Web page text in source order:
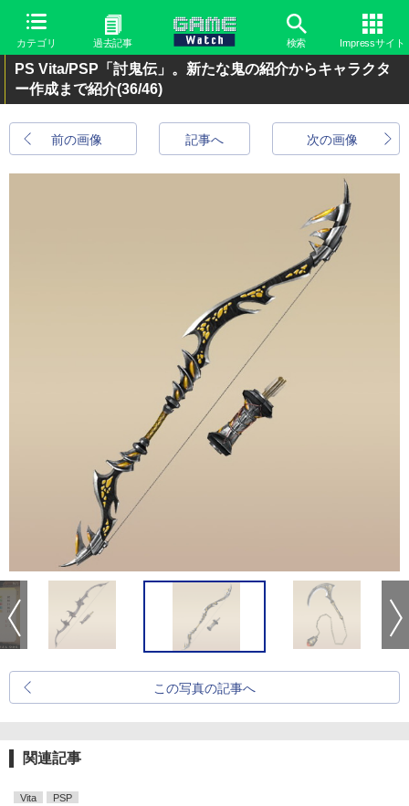
カテゴリ 過去記事 検索 Impressサイト
PS Vita/PSP「討鬼伝」。新たな鬼の紹介からキャラクタ
ー作成まで紹介(36/46)
前の画像 次の画像
記事へ
この写真の記事へ
関連記事
Vita PSP